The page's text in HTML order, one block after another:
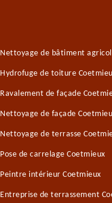
Nettoyage de bâtiment
Hydrofuge de toiture
Ravalement de façade
Nettoyage de façade
Nettoyage de terrasse
Pose de carrelage Coetmieux
Peintre intérieur Coetmieux
Entreprise de terrassement